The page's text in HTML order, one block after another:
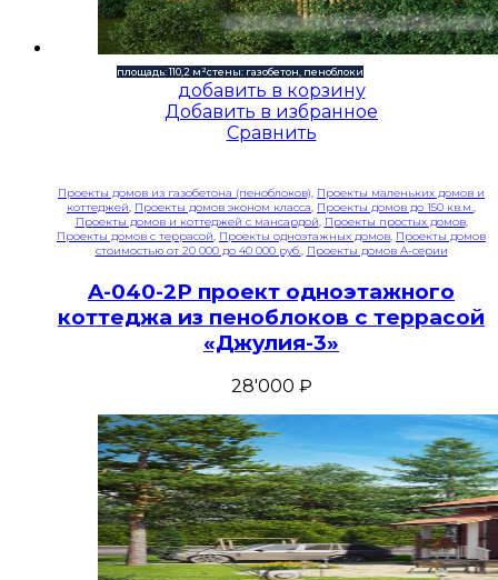
площадь: 110,2 м²стены: газобетон, пеноблоки
добавить в корзину
Добавить в избранное
Сравнить
Проекты домов из газобетона (пеноблоков), Проекты маленьких домов и
коттеджей, Проекты домов эконом класса, Проекты домов до 150 кв.м.,
Проекты домов и коттеджей с мансардой, Проекты простых домов,
Проекты домов с террасой, Проекты одноэтажных домов, Проекты домов
стоимостью от 20 000 до 40 000 руб., Проекты домов A-серии
A-040-2P проект одноэтажного
коттеджа из пеноблоков с террасой
«Джулия-3»
28'000 ₽